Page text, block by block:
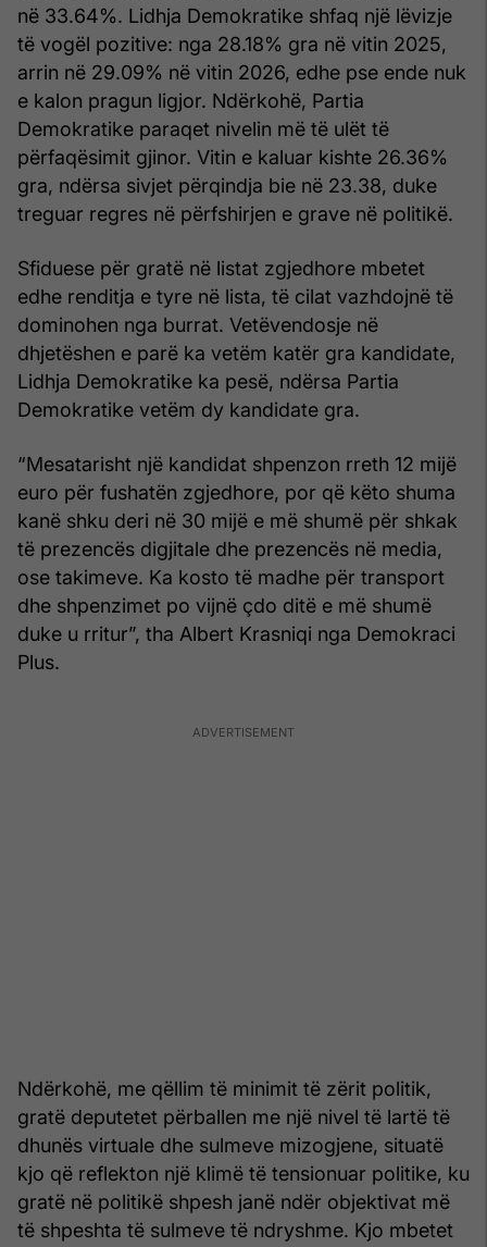
në 33.64%. Lidhja Demokratike shfaq një lëvizje
të vogël pozitive: nga 28.18% gra në vitin 2025,
arrin në 29.09% në vitin 2026, edhe pse ende nuk
e kalon pragun ligjor. Ndërkohë, Partia
Demokratike paraqet nivelin më të ulët të
përfaqësimit gjinor. Vitin e kaluar kishte 26.36%
gra, ndërsa sivjet përqindja bie në 23.38, duke
treguar regres në përfshirjen e grave në politikë.
Sfiduese për gratë në listat zgjedhore mbetet
edhe renditja e tyre në lista, të cilat vazhdojnë të
dominohen nga burrat. Vetëvendosje në
dhjetëshen e parë ka vetëm katër gra kandidate,
Lidhja Demokratike ka pesë, ndërsa Partia
Demokratike vetëm dy kandidate gra.
“Mesatarisht një kandidat shpenzon rreth 12 mijë
euro për fushatën zgjedhore, por që këto shuma
kanë shku deri në 30 mijë e më shumë për shkak
të prezencës digjitale dhe prezencës në media,
ose takimeve. Ka kosto të madhe për transport
dhe shpenzimet po vijnë çdo ditë e më shumë
duke u rritur”, tha Albert Krasniqi nga Demokraci
Plus.
Ndërkohë, me qëllim të minimit të zërit politik,
gratë deputetet përballen me një nivel të lartë të
dhunës virtuale dhe sulmeve mizogjene, situatë
kjo që reflekton një klimë të tensionuar politike, ku
gratë në politikë shpesh janë ndër objektivat më
të shpeshta të sulmeve të ndryshme. Kjo mbetet